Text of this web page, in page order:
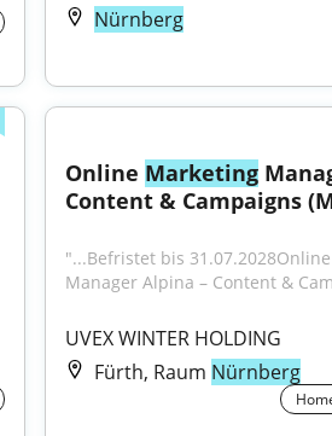
Nürnberg
Online Marketing
Content & Campaigns
"...Befristet bis 31.07.2028Online
Manager Alpina – Content &
UVEX WINTER HOLDING
Fürth, Raum Nürnberg